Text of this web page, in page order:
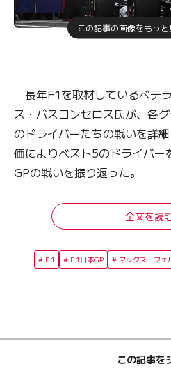
この記事の画像をもっと
長年F1を取材しているベテ
ス・バスコンセロス氏が、各
のドライバーたちの戦いを詳
価によりベスト5のドライバー
GPの戦いを振り返った。
全文を読
F1 F1日本GP マックス・フェ
この記事を